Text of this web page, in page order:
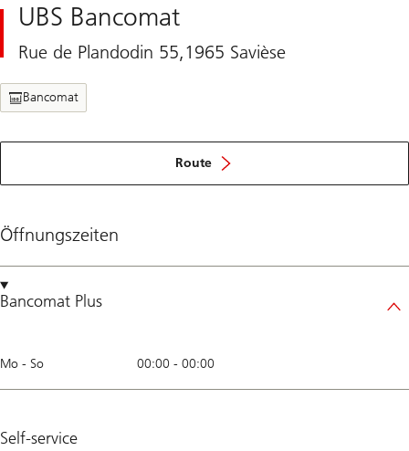
UBS Bancomat
Rue de Plandodin 55,1965 Savièse
Bancomat
Route
Öffnungszeiten
Bancomat Plus
Mo - So 00:00 - 00:00
Self-service